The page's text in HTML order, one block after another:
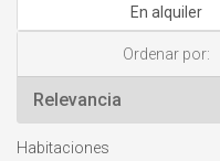
En alquiler
Ordenar por:
Habitaciones